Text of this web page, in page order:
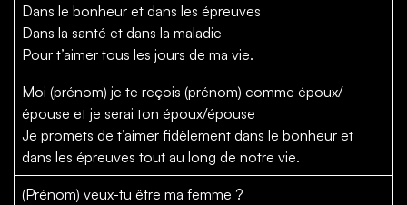
Dans le bonheur et dans les épreuves
Dans la santé et dans la maladie
Pour t’aimer tous les jours de ma vie.
Moi (prénom) je te reçois (prénom) comme époux/
épouse et je serai ton époux/épouse
Je promets de t’aimer fidèlement dans le bonheur et
dans les épreuves tout au long de notre vie.
(Prénom) veux-tu être ma femme ?